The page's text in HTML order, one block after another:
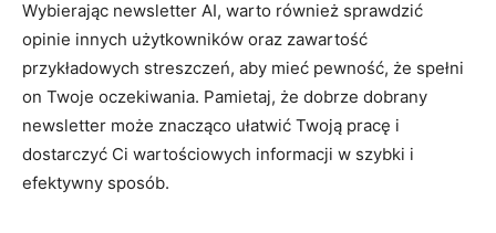
Wybierając newsletter AI, warto również‍ sprawdzić
opinie⁣ innych użytkowników ⁤oraz zawartość ​
przykładowych streszczeń, aby‍ mieć⁢ pewność, ⁤że spełni
on Twoje ⁢oczekiwania. Pamietaj, że dobrze dobrany
newsletter⁤ może znacząco ułatwić⁤ Twoją pracę i
dostarczyć Ci wartościowych informacji w szybki‍ i
efektywny ‌sposób.